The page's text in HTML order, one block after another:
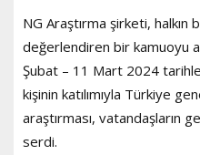
NG Araştırma şirketi, halkın
değerlendiren bir kamuoyu
Şubat – 11 Mart 2024
kişinin katılımıyla Türkiye
araştırması, vatandaşların
serdi.